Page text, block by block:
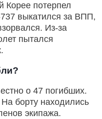
Корее потерпел
выкатился за ВПП,
Из-за
пытался
о 47 погибших.
борту находились
экипажа.